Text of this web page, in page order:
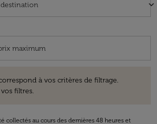
keyboard_arrow_down
à vos critères de filtrage.
filtres.
collectés au cours des dernières 48 heures et